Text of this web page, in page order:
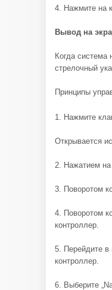
4. Нажмите на
Вывод на
Когда система
стрелочный
Принципы
1. Нажмите
Открывается
2. Нажатием на
3. Поворотом
4. Поворотом
контроллер.
5. Перейдите в
контроллер.
6. Выберите